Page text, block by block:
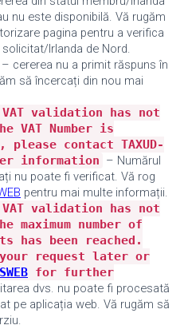
nu este disponibilă. Vă rugăm
pagina pentru a verifica
Irlanda de Nord.
– cererea nu a primit răspuns în
să încercați din nou mai
validation has not
VAT Number is
contact TAXUD-
information – Numărul
nu poate fi verificat. Vă rog
pentru mai multe informații.
validation has not
maximum number of
has been reached.
request later or
for further
dvs. nu poate fi procesată
pe aplicația web. Vă rugăm să